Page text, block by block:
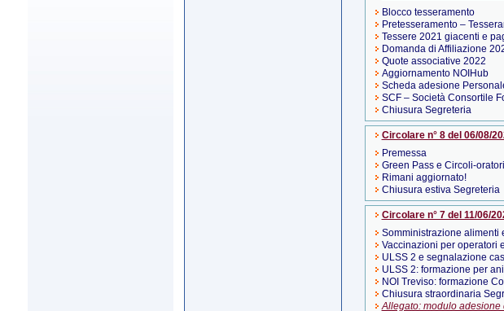
Blocco tesseramento
Pretesseramento –
Tessere 2021 giacenti e
Domanda di Affiliazione
Quote associative 2022
Aggiornamento NOIHub
Scheda adesione
SCF – Società Consortile
Chiusura Segreteria
Circolare n° 8 del 06/08/
Premessa
Green Pass e Circoli-oratori
Rimani aggiornato!
Chiusura estiva Segreteria
Circolare n° 7 del 11/06/
Somministrazione alimenti
Vaccinazioni per operatori
ULSS 2 e segnalazione
ULSS 2: formazione per
NOI Treviso: formazione
Chiusura straordinaria
Allegato: modulo